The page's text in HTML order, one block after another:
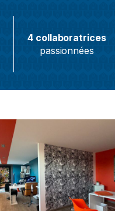
4 collaboratrices
passionnées